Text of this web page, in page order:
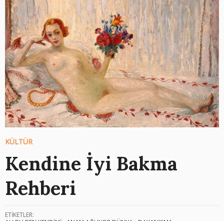
KÜLTÜR
Kendine İyi Bakma
Rehberi
ETİKETLER: